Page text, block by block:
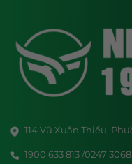
114 Vũ Xuân Thiều,
1900 633 813 /0247